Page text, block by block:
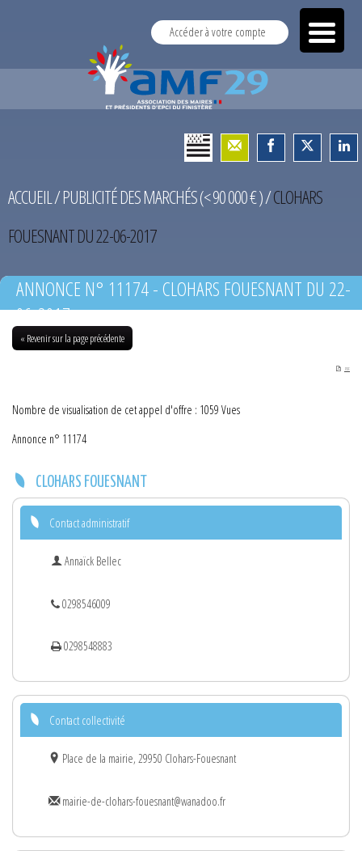
Accéder à votre compte
ACCUEIL/PUBLICITÉ DES MARCHÉS (< 90 000 € )/CLOHARS
FOUESNANT DU 22-06-2017
ANNONCE N° 11174 - CLOHARS FOUESNANT DU 22-
06-2017
« Revenir sur la page précédente
PDF
Nombre de visualisation de cet appel d'offre : 1059 Vues
Annonce n° 11174
CLOHARS FOUESNANT
Contact administratif
Annaïck Bellec
0298546009
0298548883
Contact collectivité
Place de la mairie, 29950 Clohars-Fouesnant
mairie-de-clohars-fouesnant@wanadoo.fr